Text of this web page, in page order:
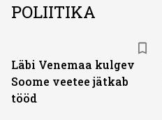
POLIITIKA
Läbi Venemaa kulgev
Soome veetee jätkab
tööd